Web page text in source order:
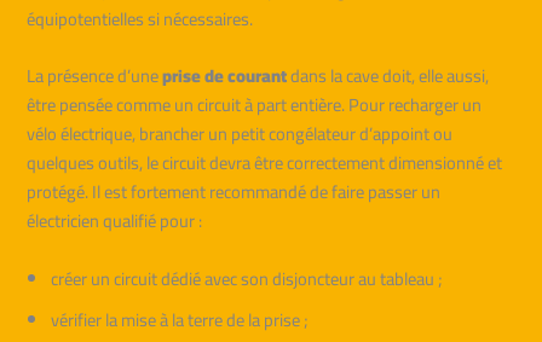
équipotentielles si nécessaires.
La présence d’uneprise de courantdans la cave doit, elle aussi,
être pensée comme un circuit à part entière. Pour recharger un
vélo électrique, brancher un petit congélateur d’appoint ou
quelques outils, le circuit devra être correctement dimensionné et
protégé. Il est fortement recommandé de faire passer un
électricien qualifié pour :
créer un circuit dédié avec son disjoncteur au tableau ;
vérifier la mise à la terre de la prise ;